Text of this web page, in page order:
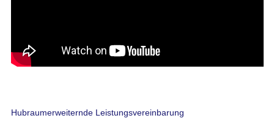
Hubraumerweiternde Leistungsvereinbarung